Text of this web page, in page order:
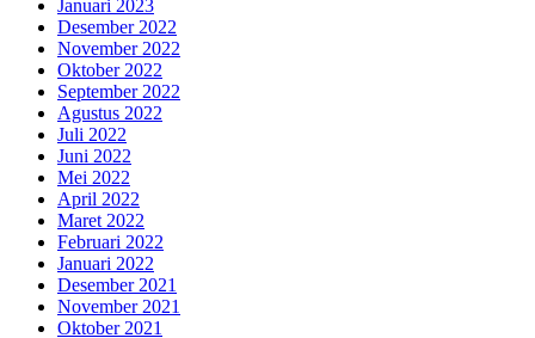
Januari 2023
Desember 2022
November 2022
Oktober 2022
September 2022
Agustus 2022
Juli 2022
Juni 2022
Mei 2022
April 2022
Maret 2022
Februari 2022
Januari 2022
Desember 2021
November 2021
Oktober 2021